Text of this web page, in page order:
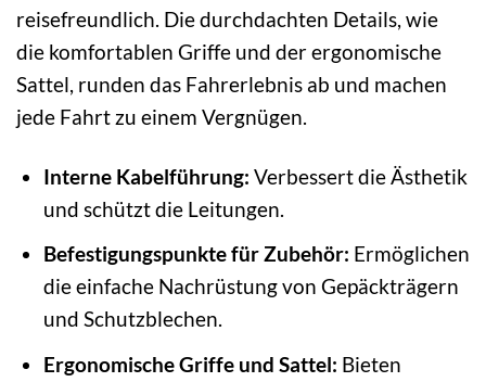
reisefreundlich. Die durchdachten Details, wie
die komfortablen Griffe und der ergonomische
Sattel, runden das Fahrerlebnis ab und machen
jede Fahrt zu einem Vergnügen.
Interne Kabelführung: Verbessert die Ästhetik
und schützt die Leitungen.
Befestigungspunkte für Zubehör: Ermöglichen
die einfache Nachrüstung von Gepäckträgern
und Schutzblechen.
Ergonomische Griffe und Sattel: Bieten